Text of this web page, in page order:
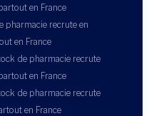
en France
pharmacie recrute en
en France
de pharmacie recrute
en France
de pharmacie recrute
en France